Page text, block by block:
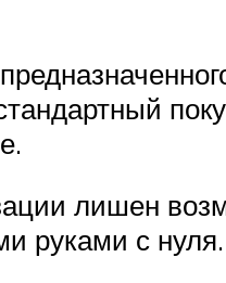
лишен
руками с нуля.